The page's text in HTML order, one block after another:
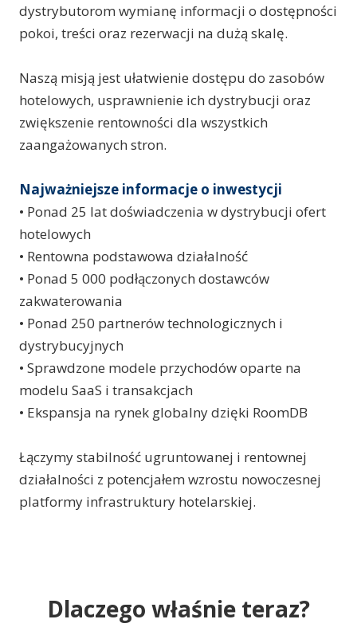
dystrybutorom wymianę informacji o dostępności
pokoi, treści oraz rezerwacji na dużą skalę.
Naszą misją jest ułatwienie dostępu do zasobów
hotelowych, usprawnienie ich dystrybucji oraz
zwiększenie rentowności dla wszystkich
zaangażowanych stron.
Najważniejsze informacje o inwestycji
• Ponad 25 lat doświadczenia w dystrybucji ofert
hotelowych
• Rentowna podstawowa działalność
• Ponad 5 000 podłączonych dostawców
zakwaterowania
• Ponad 250 partnerów technologicznych i
dystrybucyjnych
• Sprawdzone modele przychodów oparte na
modelu SaaS i transakcjach
• Ekspansja na rynek globalny dzięki RoomDB
Łączymy stabilność ugruntowanej i rentownej
działalności z potencjałem wzrostu nowoczesnej
platformy infrastruktury hotelarskiej.
Dlaczego właśnie teraz?